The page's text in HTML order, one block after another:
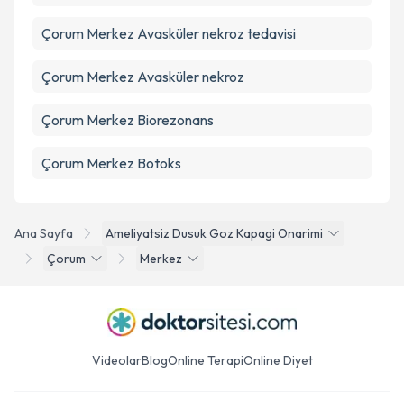
Ana Sayfa
Ameliyatsiz Dusuk Goz Kapagi Onarimi
Çorum
Merkez
Çorum Merkez Avasküler nekroz tedavisi
Çorum Merkez Avasküler nekroz
Çorum Merkez Biorezonans
Çorum Merkez Botoks
VideolarBlogOnline TerapiOnline Diyet